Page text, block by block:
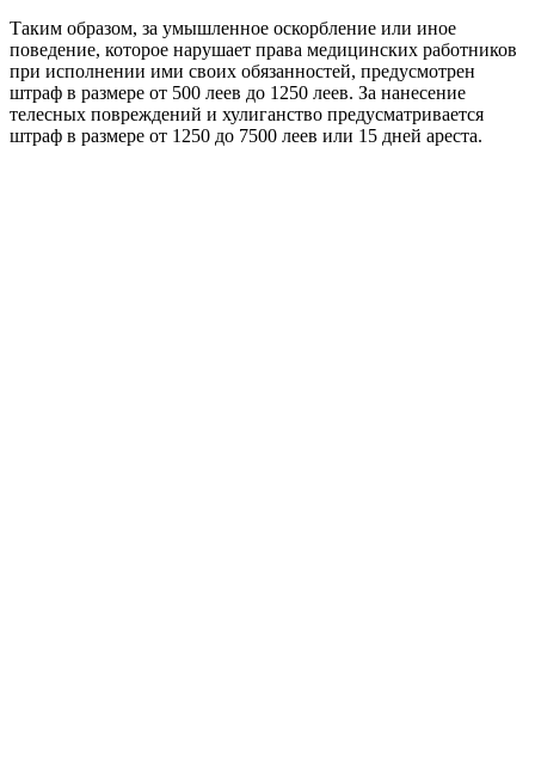
Таким образом, за умышленное оскорбление или иное
поведение, которое нарушает права медицинских работников
при исполнении ими своих обязанностей, предусмотрен
штраф в размере от 500 леев до 1250 леев. За нанесение
телесных повреждений и хулиганство предусматривается
штраф в размере от 1250 до 7500 леев или 15 дней ареста.